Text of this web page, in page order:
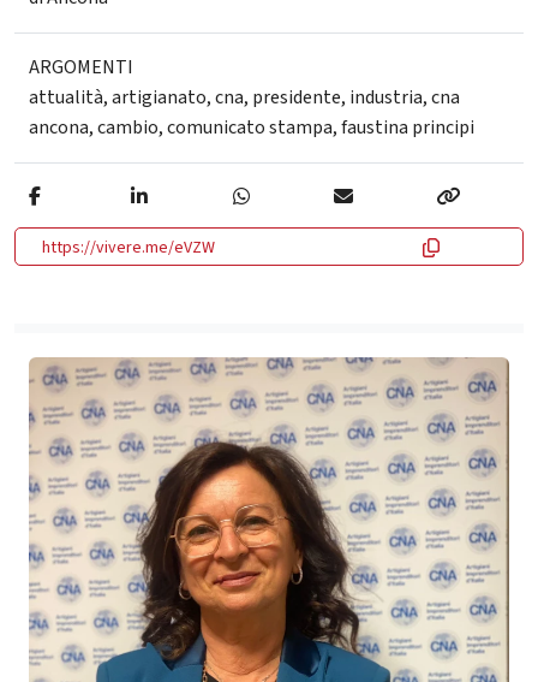
ARGOMENTI
attualità,artigianato,cna, presidente, industria,cna
ancona,cambio,comunicato stampa,faustina principi
https://vivere.me/eVZW